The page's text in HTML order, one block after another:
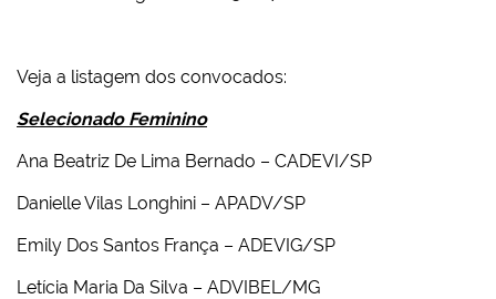
Veja a listagem dos convocados:
Selecionado Feminino
Ana Beatriz De Lima Bernado – CADEVI/SP
Danielle Vilas Longhini – APADV/SP
Emily Dos Santos França – ADEVIG/SP
Letícia Maria Da Silva – ADVIBEL/MG